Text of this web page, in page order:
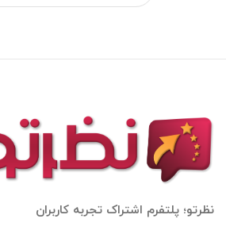
نظرتو؛ پلتفرم اشتراک تجربه کاربران